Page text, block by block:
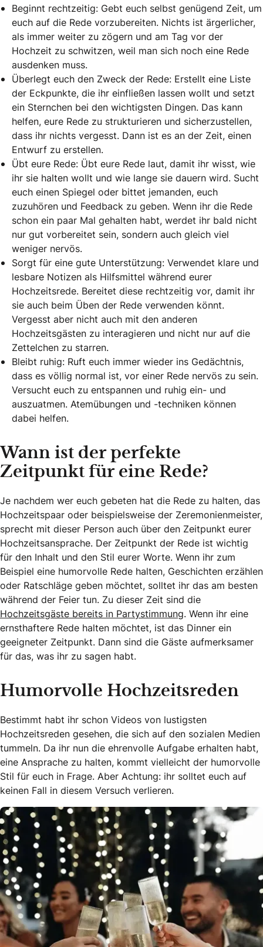
Beginnt rechtzeitig: Gebt euch selbst genügend Zeit, um
euch auf die Rede vorzubereiten. Nichts ist ärgerlicher,
als immer weiter zu zögern und am Tag vor der
Hochzeit zu schwitzen, weil man sich noch eine Rede
ausdenken muss.
Überlegt euch den Zweck der Rede: Erstellt eine Liste
der Eckpunkte, die ihr einfließen lassen wollt und setzt
ein Sternchen bei den wichtigsten Dingen. Das kann
helfen, eure Rede zu strukturieren und sicherzustellen,
dass ihr nichts vergesst. Dann ist es an der Zeit, einen
Entwurf zu erstellen.
Übt eure Rede: Übt eure Rede laut, damit ihr wisst, wie
ihr sie halten wollt und wie lange sie dauern wird. Sucht
euch einen Spiegel oder bittet jemanden, euch
zuzuhören und Feedback zu geben. Wenn ihr die Rede
schon ein paar Mal gehalten habt, werdet ihr bald nicht
nur gut vorbereitet sein, sondern auch gleich viel
weniger nervös.
Sorgt für eine gute Unterstützung: Verwendet klare und
lesbare Notizen als Hilfsmittel während eurer
Hochzeitsrede. Bereitet diese rechtzeitig vor, damit ihr
sie auch beim Üben der Rede verwenden könnt.
Vergesst aber nicht auch mit den anderen
Hochzeitsgästen zu interagieren und nicht nur auf die
Zettelchen zu starren.
Bleibt ruhig: Ruft euch immer wieder ins Gedächtnis,
dass es völlig normal ist, vor einer Rede nervös zu sein.
Versucht euch zu entspannen und ruhig ein- und
auszuatmen. Atemübungen und -techniken können
dabei helfen.
Wann ist der perfekte
Zeitpunkt für eine Rede?
Je nachdem wer euch gebeten hat die Rede zu halten, das
Hochzeitspaar oder beispielsweise der Zeremonienmeister,
sprecht mit dieser Person auch über den Zeitpunkt eurer
Hochzeitsansprache. Der Zeitpunkt der Rede ist wichtig
für den Inhalt und den Stil eurer Worte. Wenn ihr zum
Beispiel eine humorvolle Rede halten, Geschichten erzählen
oder Ratschläge geben möchtet, solltet ihr das am besten
während der Feier tun. Zu dieser Zeit sind die
Hochzeitsgäste bereits in Partystimmung. Wenn ihr eine
ernsthaftere Rede halten möchtet, ist das Dinner ein
geeigneter Zeitpunkt. Dann sind die Gäste aufmerksamer
für das, was ihr zu sagen habt.
Humorvolle Hochzeitsreden
Bestimmt habt ihr schon Videos von lustigsten
Hochzeitsreden gesehen, die sich auf den sozialen Medien
tummeln. Da ihr nun die ehrenvolle Aufgabe erhalten habt,
eine Ansprache zu halten, kommt vielleicht der humorvolle
Stil für euch in Frage. Aber Achtung: ihr solltet euch auf
keinen Fall in diesem Versuch verlieren.